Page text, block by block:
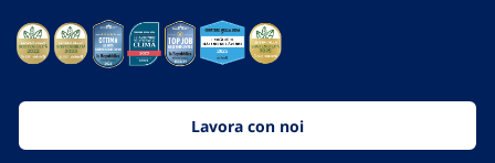
Lavora con noi